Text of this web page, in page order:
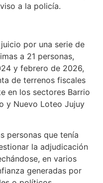
a la policía.
por una serie de
a 21 personas,
y febrero de 2026,
de terrenos fiscales
en los sectores Barrio
y Nuevo Loteo Jujuy
personas que tenía
la adjudicación
en varios
generadas por